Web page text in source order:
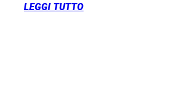
LEGGI TUTTO